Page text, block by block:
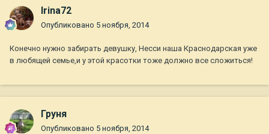
Irina72
Опубликовано 5 ноября, 2014
Конечно нужно забирать девушку, Несси наша Краснодарская уже
в любящей семье,и у этой красотки тоже должно все сложиться!
Груня
Опубликовано 5 ноября, 2014